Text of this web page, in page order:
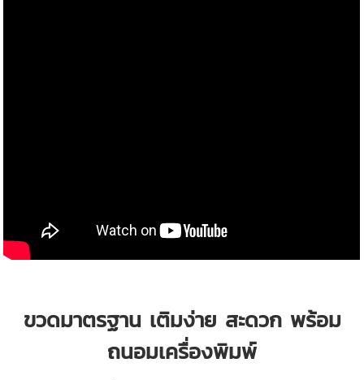
ขวดมาตรฐาน เติมง่าย สะดวก พร้อม
ถนอมเครื่องพิมพ์